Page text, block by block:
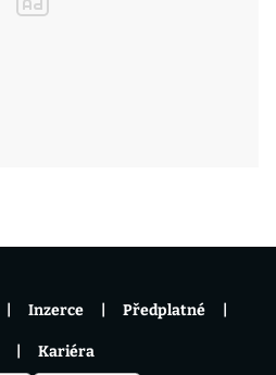
Inzerce Předplatné
Kariéra